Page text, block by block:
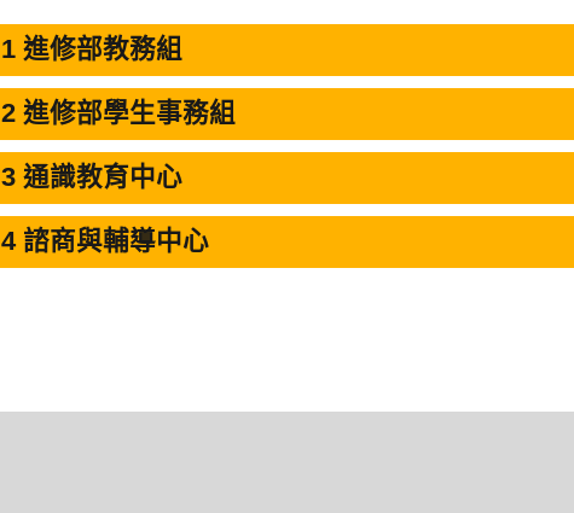
1 進修部教務組
2 進修部學生事務組
3 通識教育中心
4 諮商與輔導中心